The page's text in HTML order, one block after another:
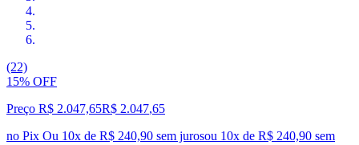
(22)
15% OFF
Preço R$ 2.047,65R$ 2.047,65
no Pix Ou 10x de R$ 240,90 sem jurosou 10x de R$ 240,90 sem